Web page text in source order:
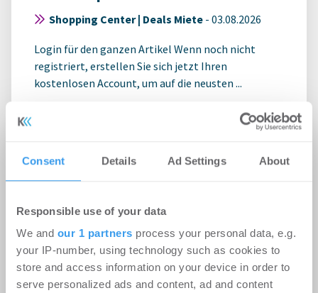
Consent Details Ad Settings About
Responsible use of your data
We and our 1 partners process your personal data, e.g.
your IP-number, using technology such as cookies to
store and access information on your device in order to
serve personalized ads and content, ad and content
Shopping Center | Deals Miete - 03.08.2026
Login für den ganzen Artikel Wenn noch nicht
registriert, erstellen Sie sich jetzt Ihren
kostenlosen Account, um auf die neusten ...